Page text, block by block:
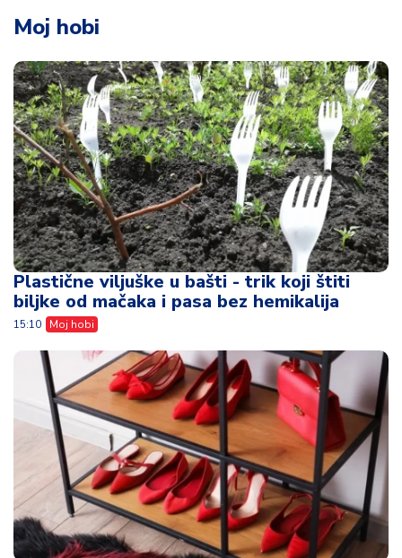
Moj hobi
Plastične viljuške u bašti - trik koji štiti
biljke od mačaka i pasa bez hemikalija
15:10 Moj hobi